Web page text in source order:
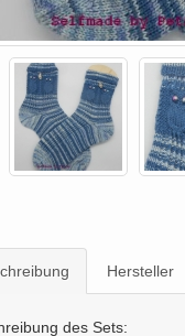
Hersteller
des Sets: